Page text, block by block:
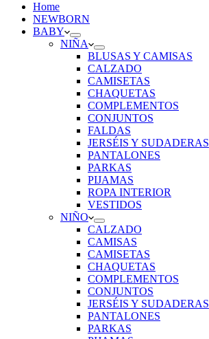
Home
NEWBORN
BABY
NIÑA
BLUSAS Y CAMISAS
CALZADO
CAMISETAS
CHAQUETAS
COMPLEMENTOS
CONJUNTOS
FALDAS
JERSÉIS Y SUDADERAS
PANTALONES
PARKAS
PIJAMAS
ROPA INTERIOR
VESTIDOS
NIÑO
CALZADO
CAMISAS
CAMISETAS
CHAQUETAS
COMPLEMENTOS
CONJUNTOS
JERSÉIS Y SUDADERAS
PANTALONES
PARKAS